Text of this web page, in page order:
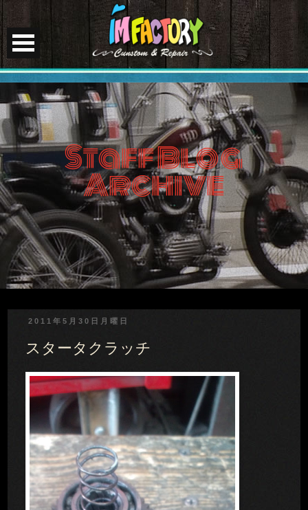
Staff Blog
Archive
2011年5月30日月曜日
スタータクラッチ